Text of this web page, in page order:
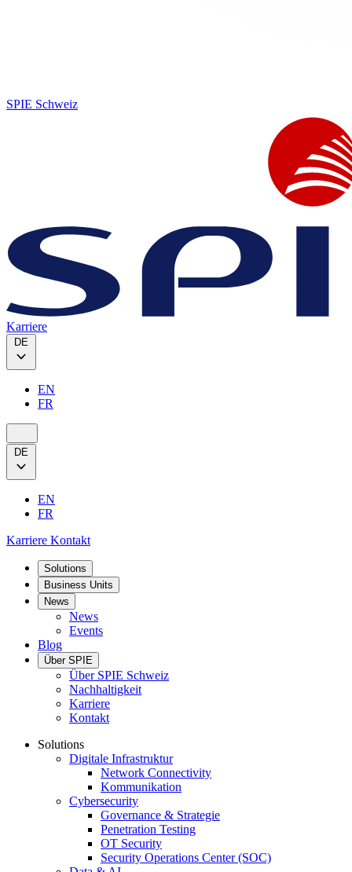
SPIE Schweiz
Karriere
DE
EN
FR
DE
EN
FR
Karriere Kontakt
Solutions
Business Units
News
News
Events
Blog
Über SPIE
Über SPIE Schweiz
Nachhaltigkeit
Karriere
Kontakt
Solutions
Digitale Infrastruktur
Network Connectivity
Kommunikation
Cybersecurity
Governance & Strategie
Penetration Testing
OT Security
Security Operations Center (SOC)